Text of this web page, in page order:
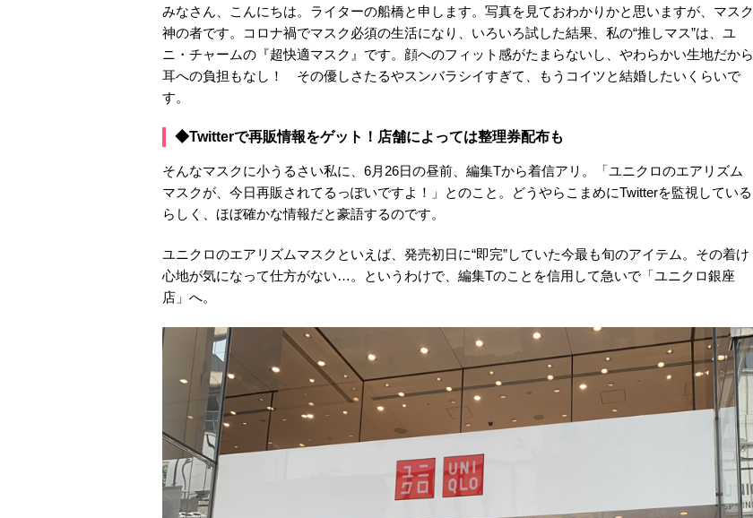
みなさん、こんにちは。ライターの船橋と申します。写真を見ておわかりかと思いますが、マスク
神の者です。コロナ禍でマスク必須の生活になり、いろいろ試した結果、私の“推しマス”は、ユ
ニ・チャームの『超快適マスク』です。顔へのフィット感がたまらないし、やわらかい生地だから
耳への負担もなし！ その優しさたるやスンバラシイすぎて、もうコイツと結婚したいくらいで
す。
◆Twitterで再販情報をゲット！店舗によっては整理券配布も
そんなマスクに小うるさい私に、6月26日の昼前、編集Tから着信アリ。「ユニクロのエアリズム
マスクが、今日再販されてるっぽいですよ！」とのこと。どうやらこまめにTwitterを監視している
らしく、ほぼ確かな情報だと豪語するのです。
ユニクロのエアリズムマスクといえば、発売初日に“即完”していた今最も旬のアイテム。その着け
心地が気になって仕方がない…。というわけで、編集Tのことを信用して急いで「ユニクロ銀座
店」へ。